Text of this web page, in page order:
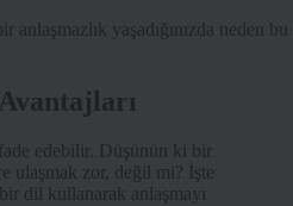
yaşadığınızda neden bu
edebilir. Düşünün ki bir
ulaşmak zor, değil mi? İşte
dil kullanarak anlaşmayı